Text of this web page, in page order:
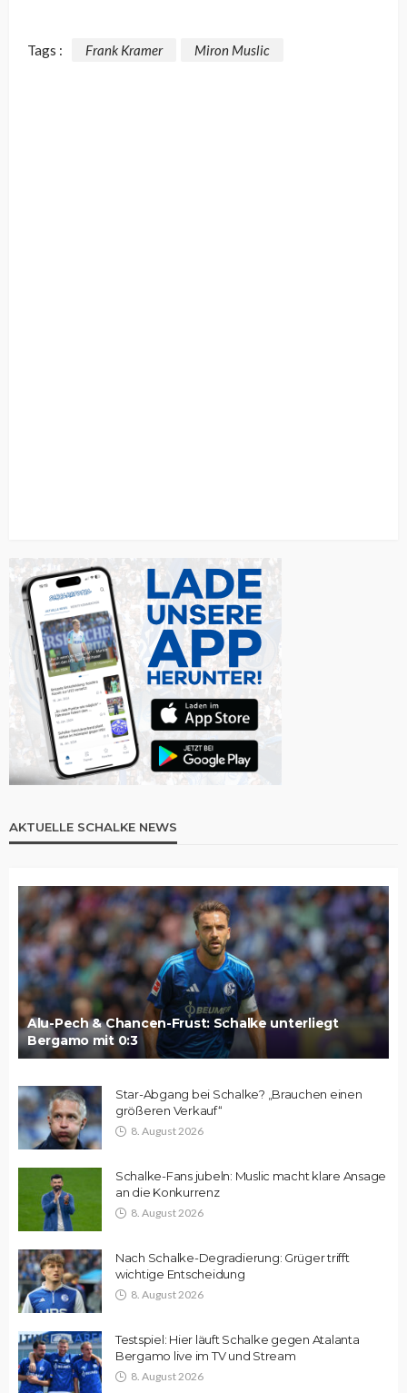
Tags : Frank Kramer Miron Muslic
AKTUELLE SCHALKE NEWS
Alu-Pech & Chancen-Frust: Schalke unterliegt
Bergamo mit 0:3
Star-Abgang bei Schalke? „Brauchen einen
größeren Verkauf“
8. August 2026
Schalke-Fans jubeln: Muslic macht klare Ansage
an die Konkurrenz
8. August 2026
Nach Schalke-Degradierung: Grüger trifft
wichtige Entscheidung
8. August 2026
Testspiel: Hier läuft Schalke gegen Atalanta
Bergamo live im TV und Stream
8. August 2026